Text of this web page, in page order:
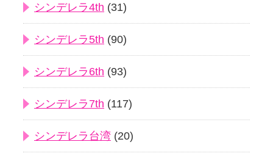
シンデレラ4th (31)
シンデレラ5th (90)
シンデレラ6th (93)
シンデレラ7th (117)
シンデレラ台湾 (20)